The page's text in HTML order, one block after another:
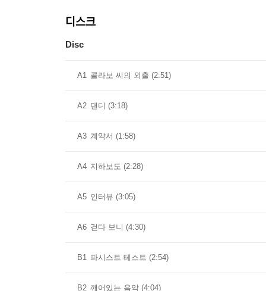
디스크
Disc
A1 콜라보 씨의 외출 (2:51)
A2 댄디 (3:18)
A3 계약서 (1:58)
A4 지하보도 (2:28)
A5 인터뷰 (3:05)
A6 걷다 보니 (4:30)
B1 파시스트 테스트 (2:54)
B2 깨어있는 음악 (4:04)